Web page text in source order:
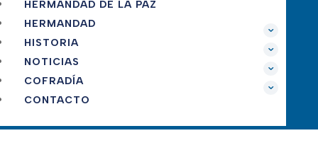
HERMANDAD DE LA PAZ
HERMANDAD
HISTORIA
NOTICIAS
COFRADÍA
CONTACTO